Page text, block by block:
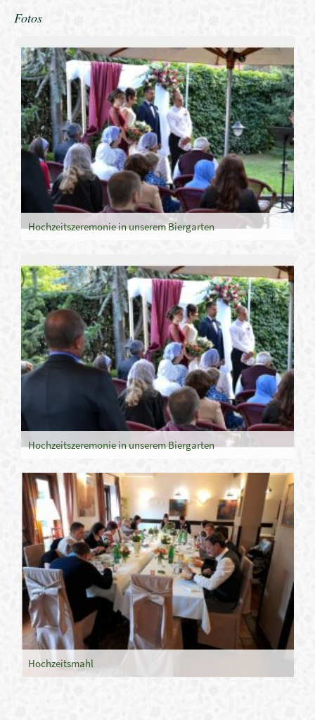
Fotos
Hochzeitszeremonie in unserem Biergarten
Hochzeitszeremonie in unserem Biergarten
Hochzeitsmahl